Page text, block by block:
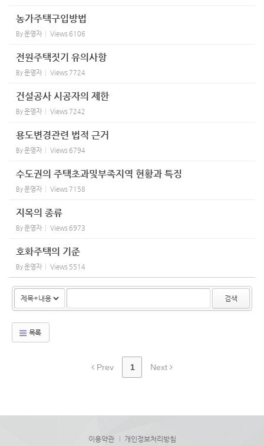
농가주택구입방법
By운영자 Views 6106
전원주택짓기 유의사항
By운영자 Views 7724
건설공사 시공자의 제한
By운영자 Views 7242
용도변경관련 법적 근거
By운영자 Views 6794
수도권의 주택초과및부족지역 현황과 특징
By운영자 Views 7158
지목의 종류
By운영자 Views 6973
호화주택의 기준
By운영자 Views 5514
검색
목록
Prev 1 Next
이용약관 개인정보처리방침